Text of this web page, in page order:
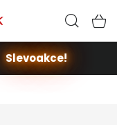
Slevoakce!